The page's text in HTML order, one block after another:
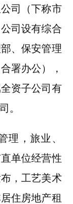
司（下称市
司设有综合
、保安管理
署办公），
资子公司有
。
理，旅业、
单位经营性
，工艺美术
住房地产租